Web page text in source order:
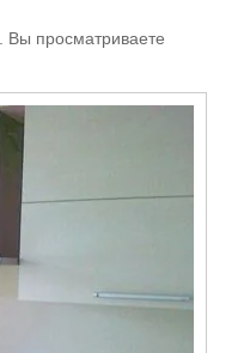
. Вы просматриваете